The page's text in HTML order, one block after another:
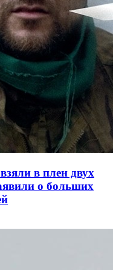
в плен двух
о больших